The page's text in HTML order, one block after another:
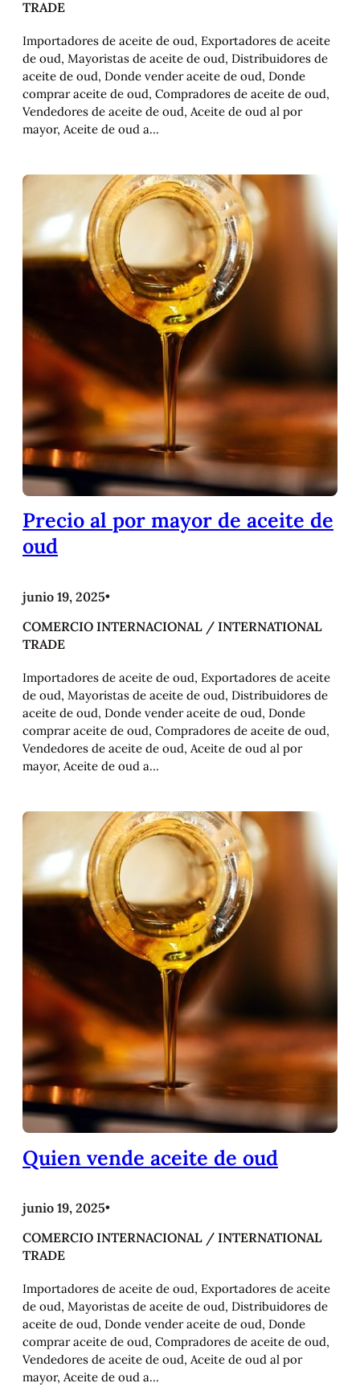
TRADE
Importadores de aceite de oud, Exportadores de aceite
de oud, Mayoristas de aceite de oud, Distribuidores de
aceite de oud, Donde vender aceite de oud, Donde
comprar aceite de oud, Compradores de aceite de oud,
Vendedores de aceite de oud, Aceite de oud al por
mayor, Aceite de oud a…
Precio al por mayor de aceite de
oud
junio 19, 2025•
COMERCIO INTERNACIONAL / INTERNATIONAL
TRADE
Importadores de aceite de oud, Exportadores de aceite
de oud, Mayoristas de aceite de oud, Distribuidores de
aceite de oud, Donde vender aceite de oud, Donde
comprar aceite de oud, Compradores de aceite de oud,
Vendedores de aceite de oud, Aceite de oud al por
mayor, Aceite de oud a…
Quien vende aceite de oud
junio 19, 2025•
COMERCIO INTERNACIONAL / INTERNATIONAL
TRADE
Importadores de aceite de oud, Exportadores de aceite
de oud, Mayoristas de aceite de oud, Distribuidores de
aceite de oud, Donde vender aceite de oud, Donde
comprar aceite de oud, Compradores de aceite de oud,
Vendedores de aceite de oud, Aceite de oud al por
mayor, Aceite de oud a…